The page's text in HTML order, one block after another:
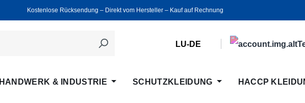
Kostenlose Rücksendung ‒ Direkt vom Hersteller ‒ Kauf auf Rechnung
LU-DE
HANDWERK & INDUSTRIE SCHUTZKLEIDUNG HACCP